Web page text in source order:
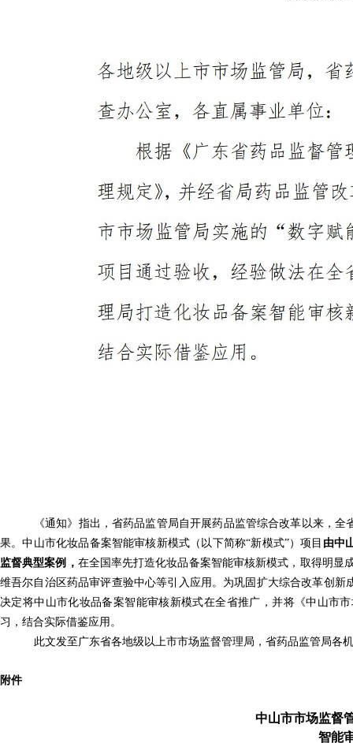
《通知》指出，省药品监管局自开展药品监管综合改革以来，
果。中山市化妆品备案智能审核新模式（以下简称“新模式”）项目 由中
监督典型案例， 在全国率先打造化妆品备案智能审核新模式，取得明显
维吾尔自治区药品审评查验中心等引入应用。为巩固扩大综合改革创
决定将中山市化妆品备案智能审核新模式在全省推广，并将《中山市
习，结合实际借鉴应用。
此文发至广东省各地级以上市市场监督管理局，省药品监管局各
附件
中山市市场监督
智能